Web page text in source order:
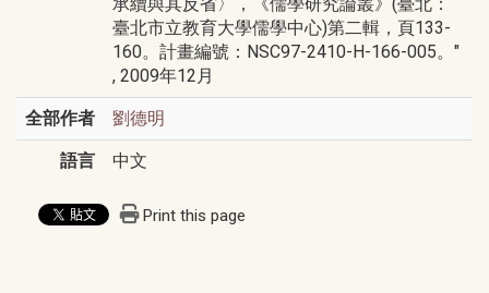
臺北市立教育大學儒學中心)第二輯，頁133-
160。計畫編號：NSC97-2410-H-166-005。"
, 2009年12月
全部作者 劉德明
語言 中文
Print this page